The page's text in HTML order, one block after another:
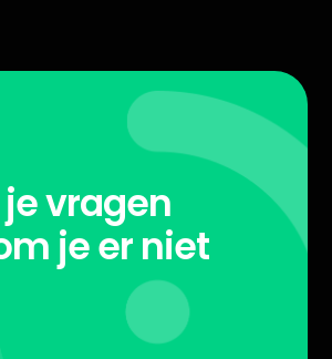
je vragen
je er niet